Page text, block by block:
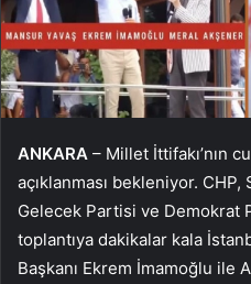
ANKARA – Millet İttifakı’nın
açıklanması bekleniyor.
Gelecek Partisi ve Demokrat
toplantıya dakikalar kala
Başkanı Ekrem İmamoğlu ile